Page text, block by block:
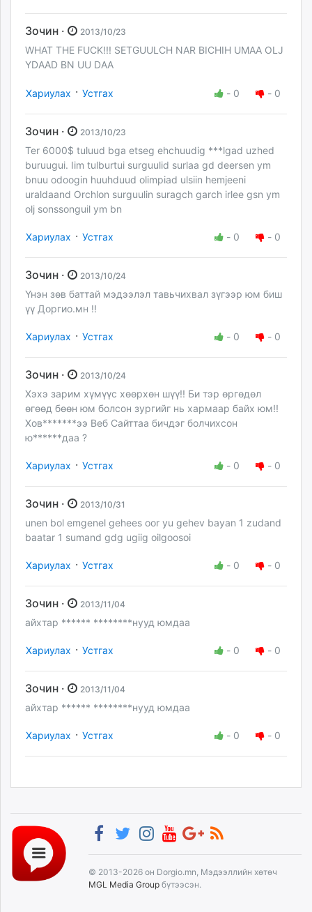
Зочин · 2013/10/23
WHAT THE FUCK!!! SETGUULCH NAR BICHIH UMAA OLJ
YDAAD BN UU DAA
Хариулах · Устгах - 0 - 0
Зочин · 2013/10/23
Ter 6000$ tuluud bga etseg ehchuudig ***lgad uzhed
buruugui. Iim tulburtui surguulid surlaa gd deersen ym
bnuu odoogin huuhduud olimpiad ulsiin hemjeeni
uraldaand Orchlon surguulin suragch garch irlee gsn ym
olj sonssonguil ym bn
Хариулах · Устгах - 0 - 0
Зочин · 2013/10/24
Үнэн зөв баттай мэдээлэл тавьчихвал зүгээр юм биш
үү Доргио.мн !!
Хариулах · Устгах - 0 - 0
Зочин · 2013/10/24
Хэхэ зарим хүмүүс хөөрхөн шүү!! Би тэр өргөдөл
өгөөд бөөн юм болсон зургийг нь хармаар байх юм!!
Хов*******ээ Веб Сайттаа бичдэг болчихсон
ю******даа ?
Хариулах · Устгах - 0 - 0
Зочин · 2013/10/31
unen bol emgenel gehees oor yu gehev bayan 1 zudand
baatar 1 sumand gdg ugiig oilgoosoi
Хариулах · Устгах - 0 - 0
Зочин · 2013/11/04
айхтар ****** ********нууд юмдаа
Хариулах · Устгах - 0 - 0
Зочин · 2013/11/04
айхтар ****** ********нууд юмдаа
Хариулах · Устгах - 0 - 0
© 2013-2026 он Dorgio.mn, Мэдээллийн хөтөч
MGL Media Group бүтээсэн.